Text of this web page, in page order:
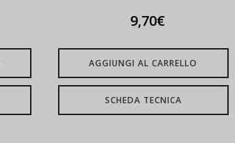
9,70€
AGGIUNGI AL CARRELLO
SCHEDA TECNICA